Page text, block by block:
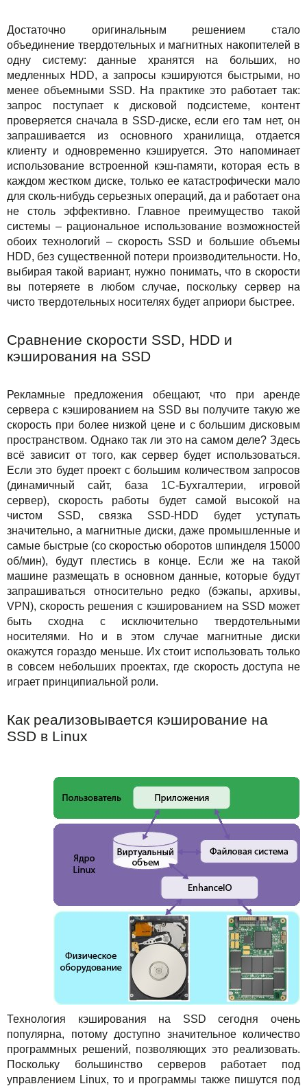
Достаточно оригинальным решением стало
объединение твердотельных и магнитных накопителей в
одну систему: данные хранятся на больших, но
медленных HDD, а запросы кэшируются быстрыми, но
менее объемными SSD. На практике это работает так:
запрос поступает к дисковой подсистеме, контент
проверяется сначала в SSD-диске, если его там нет, он
запрашивается из основного хранилища, отдается
клиенту и одновременно кэшируется. Это напоминает
использование встроенной кэш-памяти, которая есть в
каждом жестком диске, только ее катастрофически мало
для сколь-нибудь серьезных операций, да и работает она
не столь эффективно. Главное преимущество такой
системы – рациональное использование возможностей
обоих технологий – скорость SSD и большие объемы
HDD, без существенной потери производительности. Но,
выбирая такой вариант, нужно понимать, что в скорости
вы потеряете в любом случае, поскольку сервер на
чисто твердотельных носителях будет априори быстрее.
Сравнение скорости SSD, HDD и
кэширования на SSD
Рекламные предложения обещают, что при аренде
сервера с кэшированием на SSD вы получите такую же
скорость при более низкой цене и с большим дисковым
пространством. Однако так ли это на самом деле? Здесь
всё зависит от того, как сервер будет использоваться.
Если это будет проект с большим количеством запросов
(динамичный сайт, база 1С-Бухгалтерии, игровой
сервер), скорость работы будет самой высокой на
чистом SSD, связка SSD-HDD будет уступать
значительно, а магнитные диски, даже промышленные и
самые быстрые (со скоростью оборотов шпинделя 15000
об/мин), будут плестись в конце. Если же на такой
машине размещать в основном данные, которые будут
запрашиваться относительно редко (бэкапы, архивы,
VPN), скорость решения с кэшированием на SSD может
быть сходна с исключительно твердотельными
носителями. Но и в этом случае магнитные диски
окажутся гораздо меньше. Их стоит использовать только
в совсем небольших проектах, где скорость доступа не
играет принципиальной роли.
Как реализовывается кэширование на
SSD в Linux
Технология кэширования на SSD сегодня очень
популярна, потому доступно значительное количество
программных решений, позволяющих это реализовать.
Поскольку большинство серверов работает под
управлением Linux, то и программы также пишутся под